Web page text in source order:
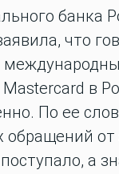
банка
что
в
По ее
от
а